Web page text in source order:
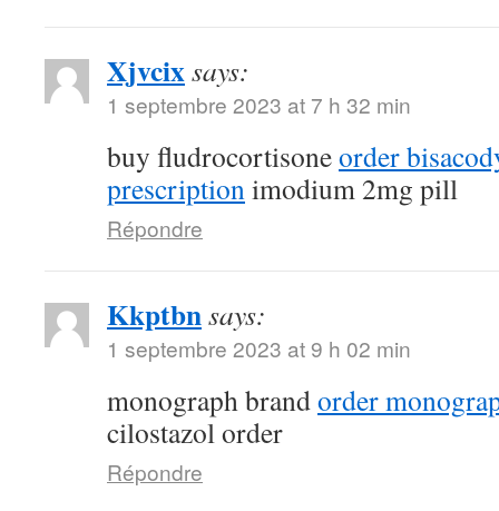
Xjvcixsays:
1 septembre 2023 at 7 h 32 min
buy fludrocortisoneorder
prescriptionimodium 2mg pill
Répondre
Kkptbnsays:
1 septembre 2023 at 9 h 02 min
monograph brandorder
cilostazol order
Répondre